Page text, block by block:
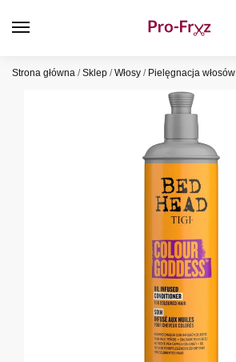
Strona główna /Sklep /Włosy / Pielęgnacja włosów